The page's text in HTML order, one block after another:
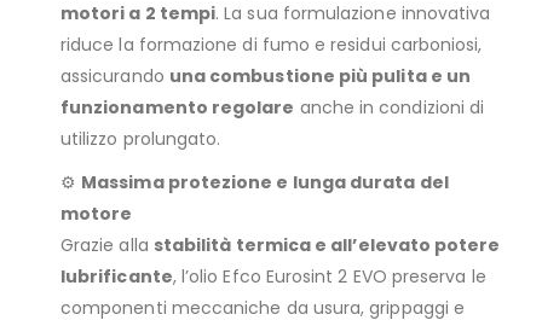
motori a 2 tempi. La sua formulazione innovativa
riduce la formazione di fumo e residui carboniosi,
assicurando una combustione più pulita e un
funzionamento regolare anche in condizioni di
utilizzo prolungato.
⚙️ Massima protezione e lunga durata del
motore
Grazie alla stabilità termica e all’elevato potere
lubrificante, l’olio Efco Eurosint 2 EVO preserva le
componenti meccaniche da usura, grippaggi e